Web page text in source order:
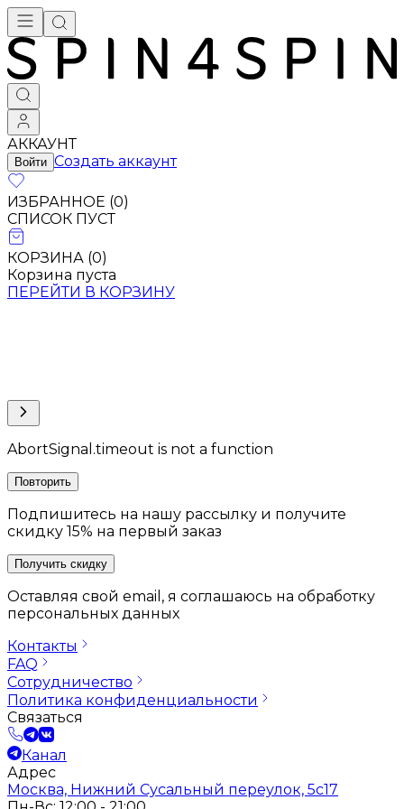
АККАУНТ
Войти Создать аккаунт
ИЗБРАННОЕ (0)
СПИСОК ПУСТ
КОРЗИНА (0)
Корзина пуста
ПЕРЕЙТИ В КОРЗИНУ
AbortSignal.timeout is not a function
Повторить
Подпишитесь на нашу рассылку и получите
скидку 15% на первый заказ
Получить скидку
Оставляя свой email, я соглашаюсь на обработку
персональных данных
Контакты
FAQ
Сотрудничество
Политика конфиденциальности
Связаться
Канал
Адрес
Москва, Нижний Сусальный переулок, 5с17